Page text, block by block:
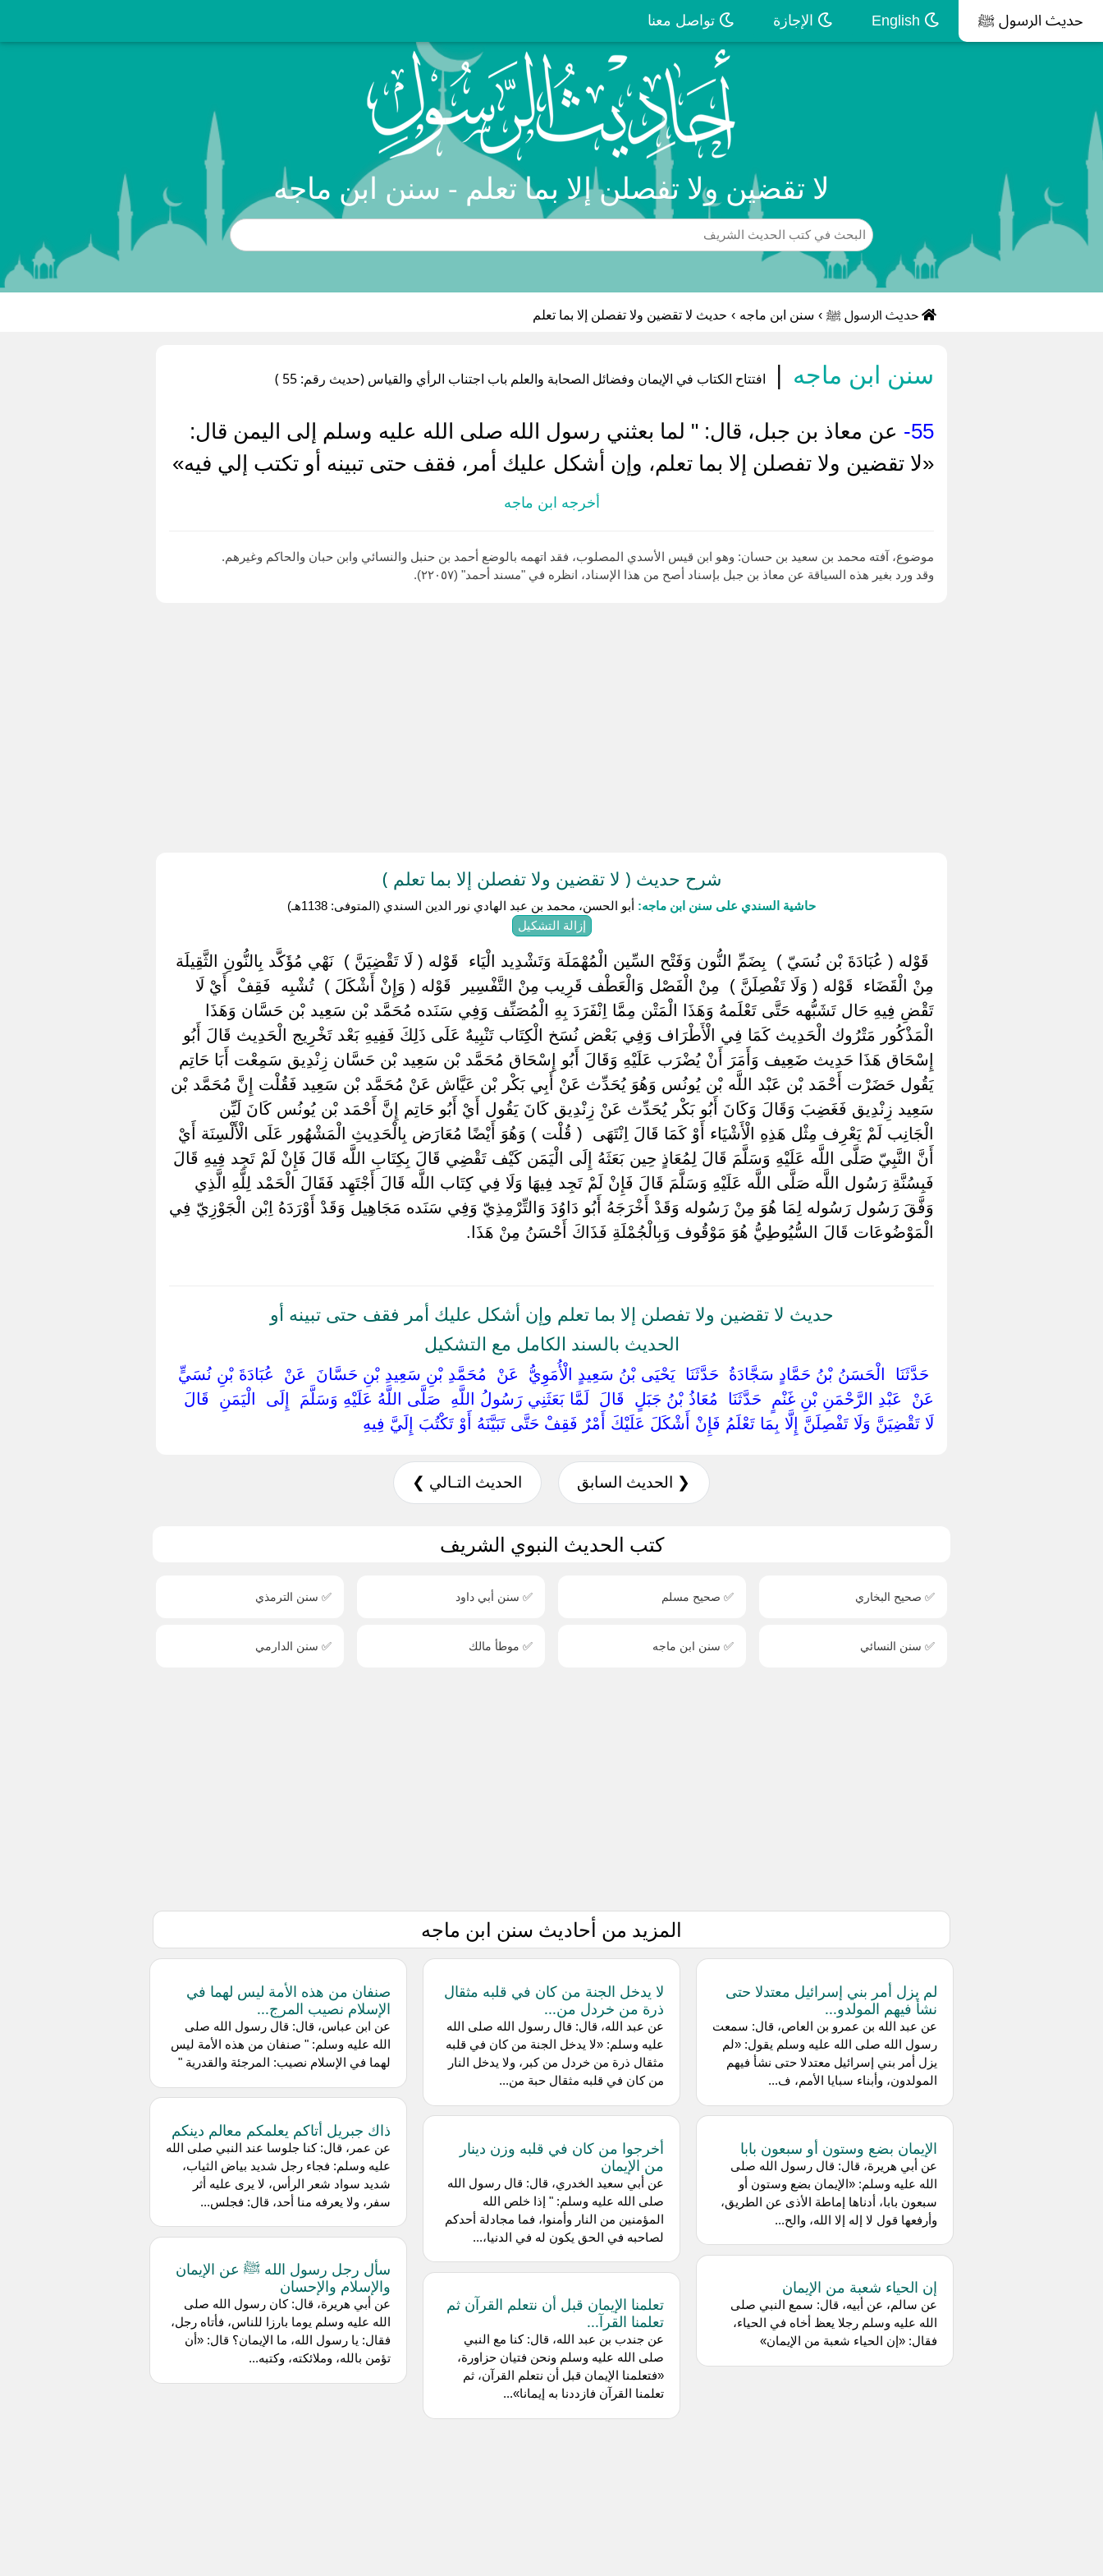
حديث الرسول ﷺ الإجازة تواصل معنا
لا تقضين ولا تفصلن إلا بما تعلم - سنن ابن ماجه
حديث الرسول ﷺ › سنن ابن ماجه › حديث لا تقضين ولا تفصلن إلا بما تعلم
سنن ابن ماجه | افتتاح الكتاب في الإيمان وفضائل الصحابة والعلم باب اجتناب الرأي والقياس (حديث رقم: 55 )
55-
عن معاذ بن جبل، قال: " لما بعثني رسول الله صلى الله عليه وسلم إلى اليمن قال:
«لا تقضين ولا تفصلن إلا بما تعلم، وإن أشكل عليك أمر، فقف حتى تبينه أو تكتب إلي فيه»
أخرجه ابن ماجه
موضوع، آفته محمد بن سعيد بن حسان: وهو ابن قيس الأسدي المصلوب، فقد اتهمه بالوضع أحمد بن حنبل والنسائي وابن حبان والحاكم وغيرهم.
وقد ورد بغير هذه السياقة عن معاذ بن جبل بإسناد أصح من هذا الإسناد، انظره في "مسند أحمد" (٢٢٠٥٧).
شرح حديث ( لا تقضين ولا تفصلن إلا بما تعلم )
حاشية السندي على سنن ابن ماجه: أبو الحسن، محمد بن عبد الهادي نور الدين السندي (المتوفى: 1138هـ)
إزالة التشكيل
‏ ‏قَوْله ( عُبَادَةَ بْن نُسَيّ ) ‏ ‏بِضَمِّ النُّون وَفَتْح السِّين الْمُهْمَلَة وَتَشْدِيد الْيَاء ‏ ‏قَوْله ( لَا تَقْضِيَنَّ ) ‏ ‏نَهْي مُؤَكَّد بِالنُّونِ الثَّقِيلَة
مِنْ الْقَضَاء ‏ ‏قَوْله ( وَلَا تَفْصِلَنَّ ) ‏ ‏مِنْ الْفَصْل وَالْعَطْف قَرِيب مِنْ التَّفْسِير ‏ ‏قَوْله ( وَإِنْ أَشْكَلَ ) ‏ ‏تُشْبِه ‏ ‏فَقِفْ ‏ ‏أَيْ لَا
تَقْضِ فِيهِ حَال تَشَبُّهه حَتَّى تَعْلَمهُ وَهَذَا الْمَتْن مِمَّا اِنْفَرَدَ بِهِ الْمُصَنِّف وَفِي سَنَده مُحَمَّد بْن سَعِيد بْن حَسَّان وَهَذَا
الْمَذْكُور مَتْرُوك الْحَدِيث كَمَا فِي الْأَطْرَاف وَفِي بَعْض نُسَخ الْكِتَاب تَنْبِيهٌ عَلَى ذَلِكَ فَفِيهِ بَعْد تَخْرِيج الْحَدِيث قَالَ أَبُو
إِسْحَاق هَذَا حَدِيث ضَعِيف وَأَمَرَ أَنْ يُضْرَب عَلَيْهِ وَقَالَ أَبُو إِسْحَاق مُحَمَّد بْن سَعِيد بْن حَسَّان زِنْدِيق سَمِعْت أَبَا حَاتِم
يَقُول حَضَرْت أَحْمَد بْن عَبْد اللَّه بْن يُونُس وَهُوَ يُحَدِّث عَنْ أَبِي بَكْر بْن عَيَّاش عَنْ مُحَمَّد بْن سَعِيد فَقُلْت إِنَّ مُحَمَّد بْن
سَعِيد زِنْدِيق فَغَضِبَ وَقَالَ وَكَانَ أَبُو بَكْر يُحَدِّث عَنْ زِنْدِيق كَانَ يَقُول أَيْ أَبُو حَاتِم إِنَّ أَحْمَد بْن يُونُس كَانَ لَيِّن
الْجَانِب لَمْ يَعْرِف مِثْل هَذِهِ الْأَشْيَاء أَوْ كَمَا قَالَ اِنْتَهَى ‏ ‏( قُلْت ) وَهُوَ أَيْضًا مُعَارَض بِالْحَدِيثِ الْمَشْهُور عَلَى الْأَلْسِنَة أَيْ
أَنَّ النَّبِيّ صَلَّى اللَّه عَلَيْهِ وَسَلَّمَ قَالَ لِمُعَاذٍ حِين بَعَثَهُ إِلَى الْيَمَن كَيْف تَقْضِي قَالَ بِكِتَابِ اللَّه قَالَ فَإِنْ لَمْ تَجِد فِيهِ قَالَ
فَبِسُنَّةِ رَسُول اللَّه صَلَّى اللَّه عَلَيْهِ وَسَلَّمَ قَالَ فَإِنْ لَمْ تَجِد فِيهَا وَلَا فِي كِتَاب اللَّه قَالَ أَجْتَهِد فَقَالَ الْحَمْد لِلَّهِ الَّذِي
وَفَّقَ رَسُول رَسُوله لِمَا هُوَ مِنْ رَسُوله وَقَدْ أَخْرَجَهُ أَبُو دَاوُدَ وَالتِّرْمِذِيّ وَفِي سَنَده مَجَاهِيل وَقَدْ أَوْرَدَهُ اِبْن الْجَوْزِيّ فِي
الْمَوْضُوعَات قَالَ السُّيُوطِيُّ هُوَ مَوْقُوف وَبِالْجُمْلَةِ فَذَاكَ أَحْسَنُ مِنْ هَذَا.
حديث لا تقضين ولا تفصلن إلا بما تعلم وإن أشكل عليك أمر فقف حتى تبينه أو
الحديث بالسند الكامل مع التشكيل
‏ ‏حَدَّثَنَا ‏ ‏الْحَسَنُ بْنُ حَمَّادٍ سَجَّادَةُ ‏ ‏حَدَّثَنَا ‏ ‏يَحْيَى بْنُ سَعِيدٍ الْأُمَوِيُّ ‏ ‏عَنْ ‏ ‏مُحَمَّدِ بْنِ سَعِيدِ بْنِ حَسَّانَ ‏ ‏عَنْ ‏ ‏عُبَادَةَ بْنِ نُسَيٍّ ‏
‏عَنْ ‏ ‏عَبْدِ الرَّحْمَنِ بْنِ غَنْمٍ ‏ ‏حَدَّثَنَا ‏ ‏مُعَاذُ بْنُ جَبَلٍ ‏ ‏قَالَ ‏ ‏لَمَّا بَعَثَنِي رَسُولُ اللَّهِ ‏ ‏صَلَّى اللَّهُ عَلَيْهِ وَسَلَّمَ ‏ ‏إِلَى ‏ ‏الْيَمَنِ ‏ ‏قَالَ ‏
‏لَا تَقْضِيَنَّ وَلَا تَفْصِلَنَّ إِلَّا بِمَا تَعْلَمُ فَإِنْ أَشْكَلَ عَلَيْكَ أَمْرٌ فَقِفْ حَتَّى تَبَيَّنَهُ أَوْ تَكْتُبَ إِلَيَّ فِيهِ ‏
❮ الحديث السابق الحديث التـالي ❯
كتب الحديث النبوي الشريف
✅ صحيح البخاري ✅ صحيح مسلم ✅ سنن أبي داود ✅ سنن الترمذي
✅ سنن النسائي ✅ سنن ابن ماجه ✅ موطأ مالك ✅ سنن الدارمي
المزيد من أحاديث سنن ابن ماجه
لم يزل أمر بني إسرائيل معتدلا حتى
نشأ فيهم المولدو...
عن عبد الله بن عمرو بن العاص، قال: سمعت
رسول الله صلى الله عليه وسلم يقول: «لم
يزل أمر بني إسرائيل معتدلا حتى نشأ فيهم
المولدون، وأبناء سبايا الأمم، ف...
الإيمان بضع وستون أو سبعون بابا
عن أبي هريرة، قال: قال رسول الله صلى
الله عليه وسلم: «الإيمان بضع وستون أو
سبعون بابا، أدناها إماطة الأذى عن الطريق،
وأرفعها قول لا إله إلا الله، والح...
إن الحياء شعبة من الإيمان
عن سالم، عن أبيه، قال: سمع النبي صلى
الله عليه وسلم رجلا يعظ أخاه في الحياء،
فقال: «إن الحياء شعبة من الإيمان»
لا يدخل الجنة من كان في قلبه مثقال
ذرة من خردل من...
عن عبد الله، قال: قال رسول الله صلى الله
عليه وسلم: «لا يدخل الجنة من كان في قلبه
مثقال ذرة من خردل من كبر، ولا يدخل النار
من كان في قلبه مثقال حبة من...
أخرجوا من كان في قلبه وزن دينار
من الإيمان
عن أبي سعيد الخدري، قال: قال رسول الله
صلى الله عليه وسلم: " إذا خلص الله
المؤمنين من النار وأمنوا، فما مجادلة أحدكم
لصاحبه في الحق يكون له في الدنيا،...
تعلمنا الإيمان قبل أن نتعلم القرآن ثم
تعلمنا القرآ...
عن جندب بن عبد الله، قال: كنا مع النبي
صلى الله عليه وسلم ونحن فتيان حزاورة،
«فتعلمنا الإيمان قبل أن نتعلم القرآن، ثم
تعلمنا القرآن فازددنا به إيمانا»...
صنفان من هذه الأمة ليس لهما في
الإسلام نصيب المرج...
عن ابن عباس، قال: قال رسول الله صلى
الله عليه وسلم: " صنفان من هذه الأمة ليس
لهما في الإسلام نصيب: المرجئة والقدرية "
ذاك جبريل أتاكم يعلمكم معالم دينكم
عن عمر، قال: كنا جلوسا عند النبي صلى الله
عليه وسلم: فجاء رجل شديد بياض الثياب،
شديد سواد شعر الرأس، لا يرى عليه أثر
سفر، ولا يعرفه منا أحد، قال: فجلس...
سأل رجل رسول الله ﷺ عن الإيمان
والإسلام والإحسان
عن أبي هريرة، قال: كان رسول الله صلى
الله عليه وسلم يوما بارزا للناس، فأتاه رجل،
فقال: يا رسول الله، ما الإيمان؟ قال: «أن
تؤمن بالله، وملائكته، وكتبه...